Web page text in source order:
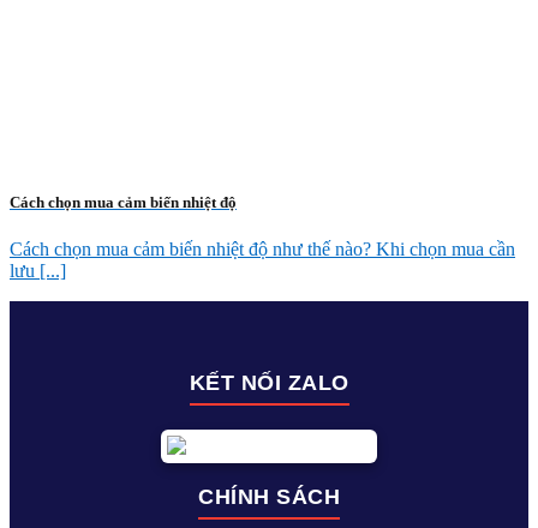
Cách chọn mua cảm biến nhiệt độ
Cách chọn mua cảm biến nhiệt độ như thế nào? Khi chọn mua cần
lưu [...]
KẾT NỐI ZALO
CHÍNH SÁCH